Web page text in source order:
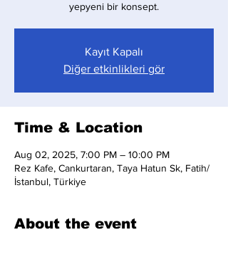
yepyeni bir konsept.
Kayıt Kapalı
Diğer etkinlikleri gör
Time & Location
Aug 02, 2025, 7:00 PM – 10:00 PM
Rez Kafe, Cankurtaran, Taya Hatun Sk, Fatih/
İstanbul, Türkiye
About the event